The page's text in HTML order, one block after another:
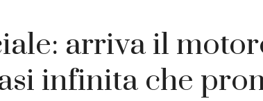
arriva il
infinita che